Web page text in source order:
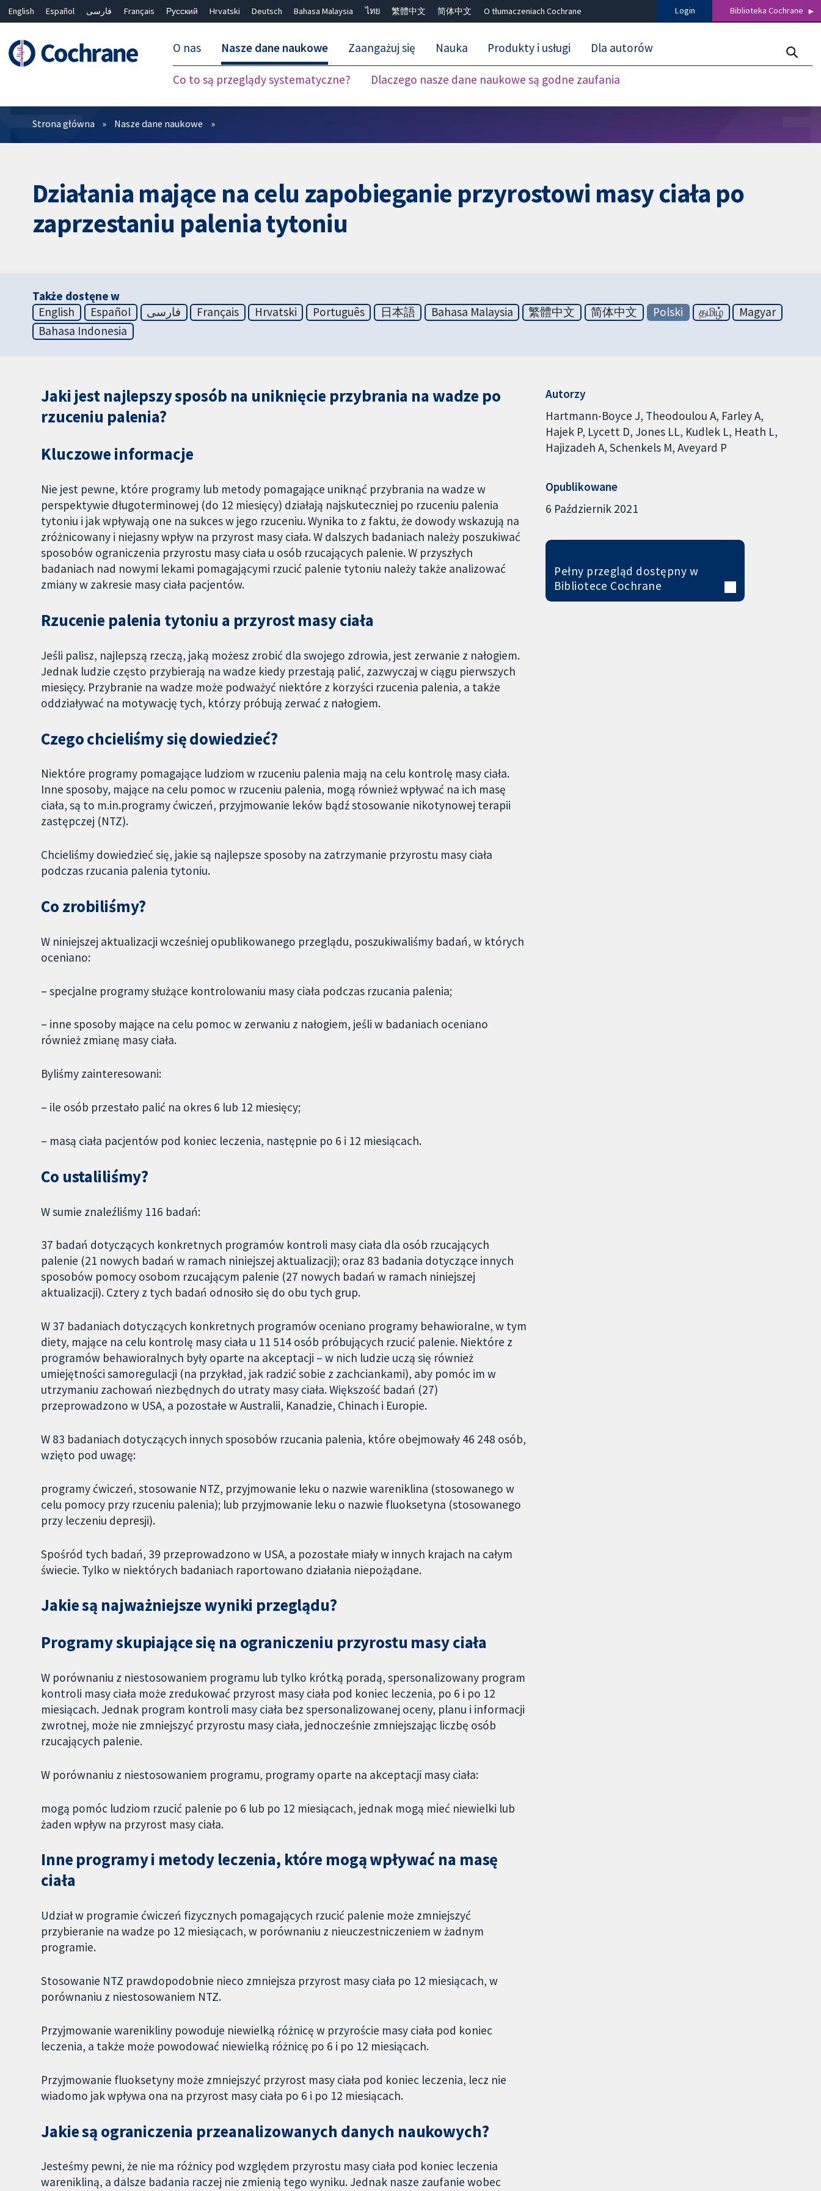
English Español فارسی Français Русский Hrvatski Deutsch Bahasa Malaysia ไทย 繁體中文 简体中文 O tłumaczeniach Cochrane Login Biblioteka Cochrane
O nas Nasze dane naukowe
Co to są przeglądy systematyczne? Dlaczego nasze dane naukowe są godne zaufania
Zaangażuj się Nauka Produkty i usługi Dla autorów
Filtry
Strona główna Nasze dane naukowe
Działania mające na celu zapobieganie przyrostowi masy ciała po
zaprzestaniu palenia tytoniu
Także dostęne w
English
Español فارسی Français Hrvatski Português 日本語 Bahasa Malaysia 繁體中文 简体中文 Polski தமிழ்
Magyar
Bahasa Indonesia
Jaki jest najlepszy sposób na uniknięcie przybrania na wadze po
rzuceniu palenia?
Kluczowe informacje
Nie jest pewne, które programy lub metody pomagające uniknąć przybrania na wadze w
perspektywie długoterminowej (do 12 miesięcy) działają najskuteczniej po rzuceniu palenia
tytoniu i jak wpływają one na sukces w jego rzuceniu. Wynika to z faktu, że dowody wskazują na
zróżnicowany i niejasny wpływ na przyrost masy ciała. W dalszych badaniach należy poszukiwać
sposobów ograniczenia przyrostu masy ciała u osób rzucających palenie. W przyszłych
badaniach nad nowymi lekami pomagającymi rzucić palenie tytoniu należy także analizować
zmiany w zakresie masy ciała pacjentów.
Rzucenie palenia tytoniu a przyrost masy ciała
Jeśli palisz, najlepszą rzeczą, jaką możesz zrobić dla swojego zdrowia, jest zerwanie z nałogiem.
Jednak ludzie często przybierają na wadze kiedy przestają palić, zazwyczaj w ciągu pierwszych
miesięcy. Przybranie na wadze może podważyć niektóre z korzyści rzucenia palenia, a także
oddziaływać na motywację tych, którzy próbują zerwać z nałogiem.
Czego chcieliśmy się dowiedzieć?
Niektóre programy pomagające ludziom w rzuceniu palenia mają na celu kontrolę masy ciała.
Inne sposoby, mające na celu pomoc w rzuceniu palenia, mogą również wpływać na ich masę
ciała, są to m.in.programy ćwiczeń, przyjmowanie leków bądź stosowanie nikotynowej terapii
zastępczej (NTZ).
Chcieliśmy dowiedzieć się, jakie są najlepsze sposoby na zatrzymanie przyrostu masy ciała
podczas rzucania palenia tytoniu.
Co zrobiliśmy?
W niniejszej aktualizacji wcześniej opublikowanego przeglądu, poszukiwaliśmy badań, w których
oceniano:
– specjalne programy służące kontrolowaniu masy ciała podczas rzucania palenia;
– inne sposoby mające na celu pomoc w zerwaniu z nałogiem, jeśli w badaniach oceniano
również zmianę masy ciała.
Byliśmy zainteresowani:
– ile osób przestało palić na okres 6 lub 12 miesięcy;
– masą ciała pacjentów pod koniec leczenia, następnie po 6 i 12 miesiącach.
Co ustaliliśmy?
W sumie znaleźliśmy 116 badań:
37 badań dotyczących konkretnych programów kontroli masy ciała dla osób rzucających
palenie (21 nowych badań w ramach niniejszej aktualizacji); oraz 83 badania dotyczące innych
sposobów pomocy osobom rzucającym palenie (27 nowych badań w ramach niniejszej
aktualizacji). Cztery z tych badań odnosiło się do obu tych grup.
W 37 badaniach dotyczących konkretnych programów oceniano programy behawioralne, w tym
diety, mające na celu kontrolę masy ciała u 11 514 osób próbujących rzucić palenie. Niektóre z
programów behawioralnych były oparte na akceptacji – w nich ludzie uczą się również
umiejętności samoregulacji (na przykład, jak radzić sobie z zachciankami), aby pomóc im w
utrzymaniu zachowań niezbędnych do utraty masy ciała. Większość badań (27)
przeprowadzono w USA, a pozostałe w Australii, Kanadzie, Chinach i Europie.
W 83 badaniach dotyczących innych sposobów rzucania palenia, które obejmowały 46 248 osób,
wzięto pod uwagę:
programy ćwiczeń, stosowanie NTZ, przyjmowanie leku o nazwie wareniklina (stosowanego w
celu pomocy przy rzuceniu palenia); lub przyjmowanie leku o nazwie fluoksetyna (stosowanego
przy leczeniu depresji).
Spośród tych badań, 39 przeprowadzono w USA, a pozostałe miały w innych krajach na całym
świecie. Tylko w niektórych badaniach raportowano działania niepożądane.
Jakie są najważniejsze wyniki przeglądu?
Programy skupiające się na ograniczeniu przyrostu masy ciała
W porównaniu z niestosowaniem programu lub tylko krótką poradą, spersonalizowany program
kontroli masy ciała może zredukować przyrost masy ciała pod koniec leczenia, po 6 i po 12
miesiącach. Jednak program kontroli masy ciała bez spersonalizowanej oceny, planu i informacji
zwrotnej, może nie zmniejszyć przyrostu masy ciała, jednocześnie zmniejszając liczbę osób
rzucających palenie.
W porównaniu z niestosowaniem programu, programy oparte na akceptacji masy ciała:
mogą pomóc ludziom rzucić palenie po 6 lub po 12 miesiącach, jednak mogą mieć niewielki lub
żaden wpływ na przyrost masy ciała.
Inne programy i metody leczenia, które mogą wpływać na masę
ciała
Udział w programie ćwiczeń fizycznych pomagających rzucić palenie może zmniejszyć
przybieranie na wadze po 12 miesiącach, w porównaniu z nieuczestniczeniem w żadnym
programie.
Stosowanie NTZ prawdopodobnie nieco zmniejsza przyrost masy ciała po 12 miesiącach, w
porównaniu z niestosowaniem NTZ.
Przyjmowanie warenikliny powoduje niewielką różnicę w przyroście masy ciała pod koniec
leczenia, a także może powodować niewielką różnicę po 6 i po 12 miesiącach.
Przyjmowanie fluoksetyny może zmniejszyć przyrost masy ciała pod koniec leczenia, lecz nie
wiadomo jak wpływa ona na przyrost masy ciała po 6 i po 12 miesiącach.
Jakie są ograniczenia przeanalizowanych danych naukowych?
Jesteśmy pewni, że nie ma różnicy pod względem przyrostu masy ciała pod koniec leczenia
warenikliną, a dalsze badania raczej nie zmienią tego wyniku. Jednak nasze zaufanie wobec
Autorzy
Hartmann-Boyce J Theodoulou A Farley A
Hajek P Lycett D Jones LL Kudlek L Heath L
Hajizadeh A Schenkels M Aveyard P
Opublikowane
6 Październik 2021
Pełny przegląd dostępny w
Bibliotece Cochrane